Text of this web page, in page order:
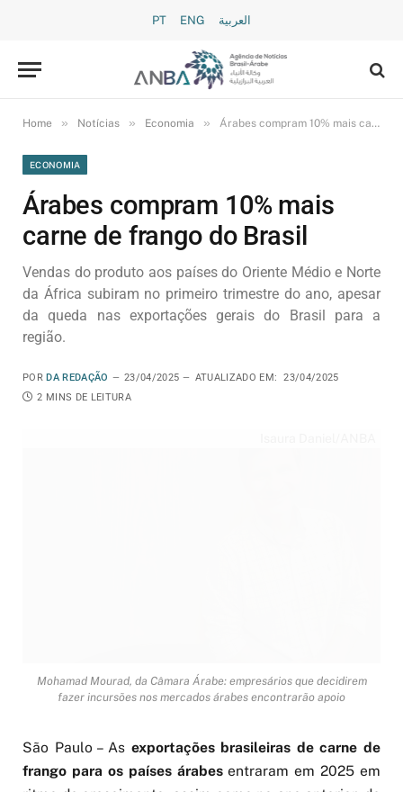
PT ENG العربية
Home » Notícias » Economia » Árabes compram 10% mais carne de frango do Brasil
ECONOMIA
Árabes compram 10% mais
carne de frango do Brasil
Vendas do produto aos países do Oriente Médio e Norte
da África subiram no primeiro trimestre do ano, apesar
da queda nas exportações gerais do Brasil para a
região.
POR DA REDAÇÃO 23/04/2025 ATUALIZADO EM:
23/04/2025
2 MINS DE LEITURA
Mohamad Mourad, da Câmara Árabe: empresários que decidirem
fazer incursões nos mercados árabes encontrarão apoio
São Paulo – As exportações brasileiras de carne de
frango para os países árabesentraram em 2025 em